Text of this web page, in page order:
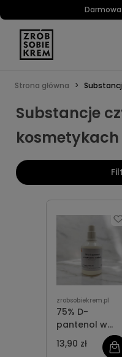
Strona główna
Substancje
kosmetykach
zrobsobiekrem.pl
75% D-
pantenol w
roztworze
wodnym
13,90 zł